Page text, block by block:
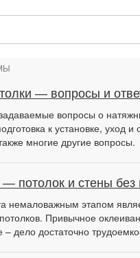
— вопросы и
вопросы о
к установке, уход и
многие другие вопросы.
потолок и стены без
немаловажным этапом
Привычное
дело достаточно